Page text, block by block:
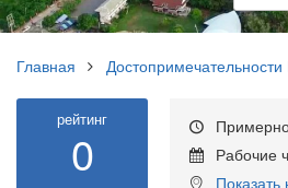
Главная Достопримечательности
рейтинг
0
Рабочие
Показать